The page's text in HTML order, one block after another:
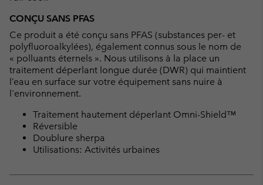
CONÇU SANS PFAS
Ce produit a été conçu sans PFAS (substances per- et
polyfluoroalkylées), également connus sous le nom de
« polluants éternels ». Nous utilisons à la place un
traitement déperlant longue durée (DWR) qui maintient
l’eau en surface sur votre équipement sans nuire à
l'environnement.
Traitement hautement déperlant Omni-Shield™
Réversible
Doublure sherpa
Utilisations: Activités urbaines